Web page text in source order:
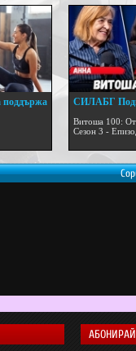
поддържа
СИЛАБГ
Витоша 100:
Сезон 3 -